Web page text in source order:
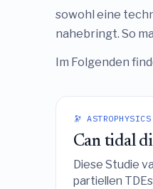
sowohl eine
nahebringt. So
Im Folgenden
🔭 ASTROPHYSICS
Can tidal
Diese Studie
partiellen